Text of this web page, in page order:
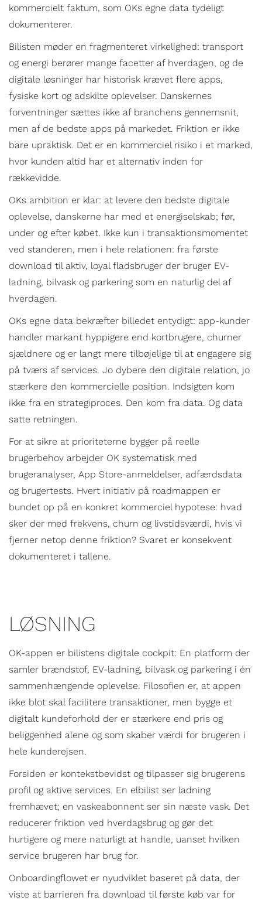
kommercielt faktum, som OKs egne data tydeligt
dokumenterer.
Bilisten møder en fragmenteret virkelighed: transport
og energi berører mange facetter af hverdagen, og de
digitale løsninger har historisk krævet flere apps,
fysiske kort og adskilte oplevelser. Danskernes
forventninger sættes ikke af branchens gennemsnit,
men af de bedste apps på markedet. Friktion er ikke
bare upraktisk. Det er en kommerciel risiko i et marked,
hvor kunden altid har et alternativ inden for
rækkevidde.
OKs ambition er klar: at levere den bedste digitale
oplevelse, danskerne har med et energiselskab; før,
under og efter købet. Ikke kun i transaktionsmomentet
ved standeren, men i hele relationen: fra første
download til aktiv, loyal fladsbruger der bruger EV-
ladning, bilvask og parkering som en naturlig del af
hverdagen.
OKs egne data bekræfter billedet entydigt: app-kunder
handler markant hyppigere end kortbrugere, churner
sjældnere og er langt mere tilbøjelige til at engagere sig
på tværs af services. Jo dybere den digitale relation, jo
stærkere den kommercielle position. Indsigten kom
ikke fra en strategiproces. Den kom fra data. Og data
satte retningen.
For at sikre at prioriteterne bygger på reelle
brugerbehov arbejder OK systematisk med
brugeranalyser, App Store-anmeldelser, adfærdsdata
og brugertests. Hvert initiativ på roadmappen er
bundet op på en konkret kommerciel hypotese: hvad
sker der med frekvens, churn og livstidsværdi, hvis vi
fjerner netop denne friktion? Svaret er konsekvent
dokumenteret i tallene.
LØSNING
OK-appen er bilistens digitale cockpit: En platform der
samler brændstof, EV-ladning, bilvask og parkering i én
sammenhængende oplevelse. Filosofien er, at appen
ikke blot skal facilitere transaktioner, men bygge et
digitalt kundeforhold der er stærkere end pris og
beliggenhed alene og som skaber værdi for brugeren i
hele kunderejsen.
Forsiden er kontekstbevidst og tilpasser sig brugerens
profil og aktive services. En elbilist ser ladning
fremhævet; en vaskeabonnent ser sin næste vask. Det
reducerer friktion ved hverdagsbrug og gør det
hurtigere og mere naturligt at handle, uanset hvilken
service brugeren har brug for.
Onboardingflowet er nyudviklet baseret på data, der
viste at barrieren fra download til første køb var for